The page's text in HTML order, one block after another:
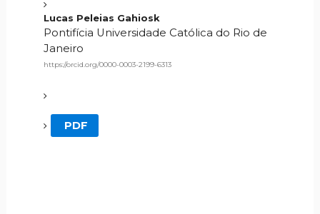
Lucas Peleias Gahiosk
Pontifícia Universidade Católica do Rio de
Janeiro
https://orcid.org/0000-0003-2199-6313
PDF